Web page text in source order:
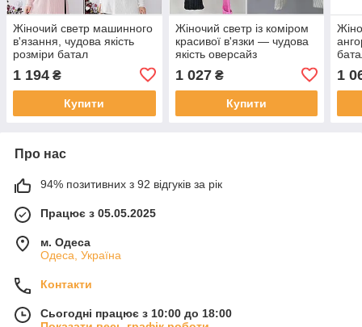
Жіночий светр машинного
в'язання, чудова якість
розміри батал
1 194 ₴
Купити
Жіночий светр із коміром
красивої в'язки — чудова
якість оверсайз
1 027₴
Купити
1
Про нас
94% позитивних з 92 відгуків за рік
Працює з 05.05.2025
м. Одеса
Одеса, Україна
Контакти
Сьогодні працює з 10:00 до 18:00